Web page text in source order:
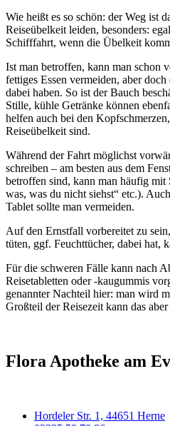
Wie heißt es so schön: der Weg ist
Reiseübelkeit leiden, besonders:
Schifffahrt, wenn die Übelkeit
Ist man betroffen, kann man schon
fettiges Essen vermeiden, aber
dabei haben. So ist der Bauch
Stille, kühle Getränke können
helfen auch bei den
Reiseübelkeit sind.
Während der Fahrt möglichst
schreiben – am besten aus dem
betroffen sind, kann man häufig mit
was, was du nicht siehst“ etc.).
Tablet sollte man vermeiden.
Auf den Ernstfall vorbereitet zu
tüten, ggf. Feuchttücher, dabei hat,
Für die schweren Fälle kann nach
Reisetabletten oder -kaugummis
genannter Nachteil hier: man wird
Großteil der Reisezeit kann das
Flora Apotheke am
Hordeler Str. 1, 44651 Herne